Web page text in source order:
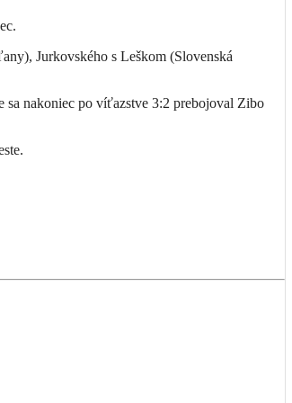
Jurkovského s Leškom (Slovenská
sa nakoniec po víťazstve 3:2 prebojoval Zibo